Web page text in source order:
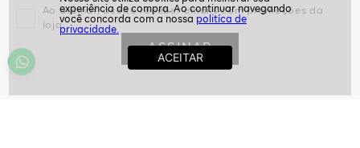
politíca de
privacidade.
Ao assinar, aceito receber emails com promoções da
loja
ASSINAR